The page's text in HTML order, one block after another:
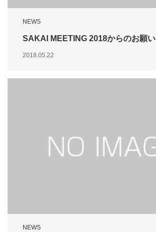
NEWS
SAKAI MEETING 2018からのお願い
2018.05.22
NEWS